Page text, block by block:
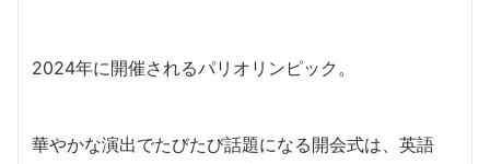
2024年に開催されるパリオリンピック。
華やかな演出でたびたび話題になる開会式は、英語